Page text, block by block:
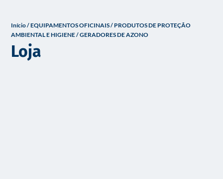
ú
d
o
Início/EQUIPAMENTOS OFICINAIS/ PRODUTOS DE PROTEÇÃO
AMBIENTAL E HIGIENE/ GERADORES DE AZONO
Loja